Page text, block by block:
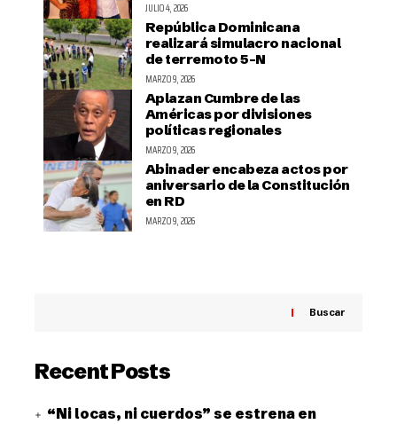
JULIO 4, 2026
República Dominicana
realizará simulacro nacional
de terremoto 5-N
MARZO 9, 2026
Aplazan Cumbre de las
Américas por divisiones
políticas regionales
MARZO 9, 2026
Abinader encabeza actos por
aniversario de la Constitución
en RD
MARZO 9, 2026
Buscar
Recent Posts
“Ni locas, ni cuerdos” se estrena en